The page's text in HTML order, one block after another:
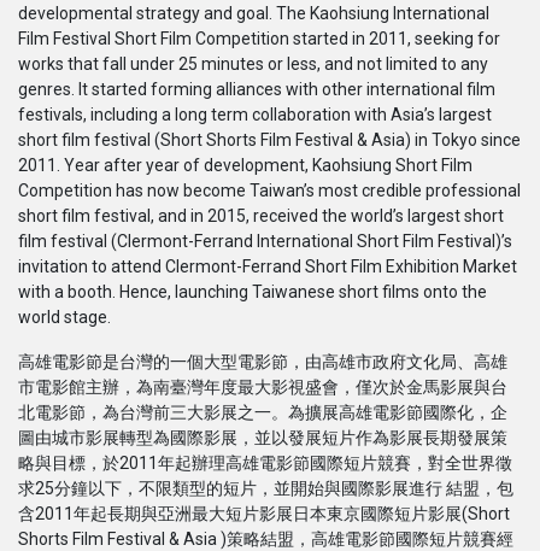
呈交作品
企業介紹
developmental strategy and goal. The Kaohsiung International
Film Festival Short Film Competition started in 2011, seeking for
works that fall under 25 minutes or less, and not limited to any
genres. It started forming alliances with other international film
festivals, including a long term collaboration with Asia’s largest
short film festival (Short Shorts Film Festival & Asia) in Tokyo since
2011. Year after year of development, Kaohsiung Short Film
Competition has now become Taiwan’s most credible professional
short film festival, and in 2015, received the world’s largest short
film festival (Clermont-Ferrand International Short Film Festival)’s
invitation to attend Clermont-Ferrand Short Film Exhibition Market
with a booth. Hence, launching Taiwanese short films onto the
world stage.
高雄電影節是台灣的一個大型電影節，由高雄市政府文化局、高雄
市電影館主辦，為南臺灣年度最大影視盛會，僅次於金馬影展與台
北電影節，為台灣前三大影展之一。為擴展高雄電影節國際化，企
圖由城市影展轉型為國際影展，並以發展短片作為影展長期發展策
略與目標，於2011年起辦理高雄電影節國際短片競賽，對全世界徵
求25分鐘以下，不限類型的短片，並開始與國際影展進行 結盟，包
含2011年起長期與亞洲最大短片影展日本東京國際短片影展(Short
Shorts Film Festival & Asia )策略結盟，高雄電影節國際短片競賽經